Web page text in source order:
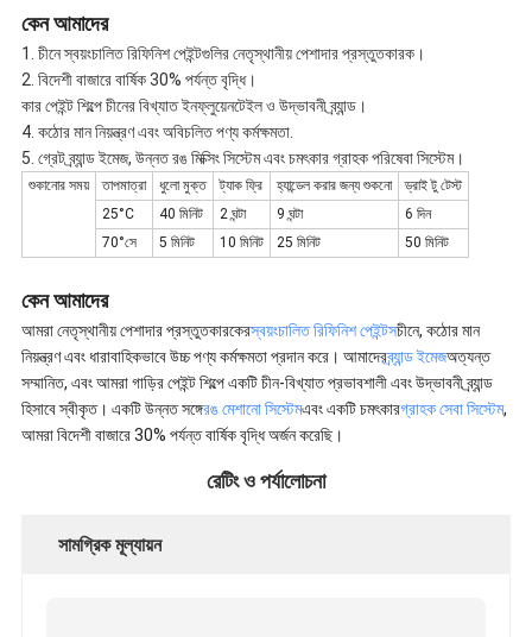
কেন আমাদের
1. চীনে স্বয়ংচালিত রিফিনিশ পেইন্টগুলির নেতৃস্থানীয় পেশাদার প্রস্তুতকারক।
2. বিদেশী বাজারে বার্ষিক 30% পর্যন্ত বৃদ্ধি।
কার পেইন্ট শিল্পে চীনের বিখ্যাত ইনফ্লুয়েনটেইল ও উদ্ভাবনী ব্র্যান্ড।
4. কঠোর মান নিয়ন্ত্রণ এবং অবিচলিত পণ্য কর্মক্ষমতা.
5. গ্রেট ব্র্যান্ড ইমেজ, উন্নত রঙ মিক্সিং সিস্টেম এবং চমৎকার গ্রাহক পরিষেবা সিস্টেম।
শুকানোর সময় তাপমাত্রা ধুলো মুক্ত ট্যাক ফ্রি হ্যান্ডেল করার জন্য শুকনো
ড্রাই টু টেস্ট
25°C
40 মিনিট 2 ঘন্টা 9 ঘন্টা
6 দিন
70°সে
5 মিনিট 10 মিনিট 25 মিনিট 50 মিনিট
কেন আমাদের
আমরা নেতৃস্থানীয় পেশাদার প্রস্তুতকারকেরস্বয়ংচালিত রিফিনিশ পেইন্টসচীনে, কঠোর মান
নিয়ন্ত্রণ এবং ধারাবাহিকভাবে উচ্চ পণ্য কর্মক্ষমতা প্রদান করে। আমাদেরব্র্যান্ড ইমেজঅত্যন্ত
সম্মানিত, এবং আমরা গাড়ির পেইন্ট শিল্পে একটি চীন-বিখ্যাত প্রভাবশালী এবং উদ্ভাবনী ব্র্যান্ড
হিসাবে স্বীকৃত। একটি উন্নত সঙ্গেরঙ মেশানো সিস্টেমএবং একটি চমৎকারগ্রাহক সেবা সিস্টেম,
আমরা বিদেশী বাজারে 30% পর্যন্ত বার্ষিক বৃদ্ধি অর্জন করেছি।
রেটিং ও পর্যালোচনা
সামগ্রিক মূল্যায়ন